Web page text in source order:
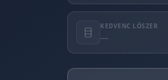
KEDVENC LŐSZER
—